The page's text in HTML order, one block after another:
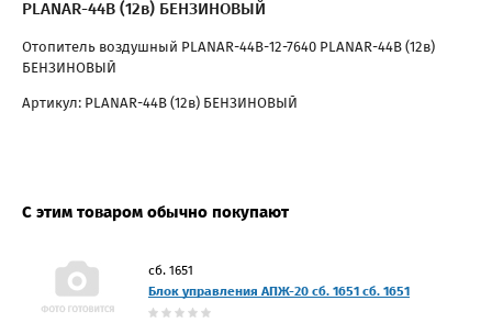
PLANAR-44В (12в) БЕНЗИНОВЫЙ
Отопитель воздушный PLANAR-44В-12-7640 PLANAR-44В (12в)
БЕНЗИНОВЫЙ
Артикул: PLANAR-44В (12в) БЕНЗИНОВЫЙ
С этим товаром обычно покупают
сб. 1651
Блок управления АПЖ-20 сб. 1651 сб. 1651